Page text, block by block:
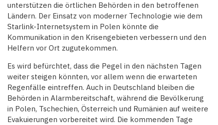
unterstützen die örtlichen Behörden in den betroffenen
Ländern. Der Einsatz von moderner Technologie wie dem
Starlink-Internetsystem in Polen könnte die
Kommunikation in den Krisengebieten verbessern und den
Helfern vor Ort zugutekommen.
Es wird befürchtet, dass die Pegel in den nächsten Tagen
weiter steigen könnten, vor allem wenn die erwarteten
Regenfälle eintreffen. Auch in Deutschland bleiben die
Behörden in Alarmbereitschaft, während die Bevölkerung
in Polen, Tschechien, Österreich und Rumänien auf weitere
Evakuierungen vorbereitet wird. Die kommenden Tage